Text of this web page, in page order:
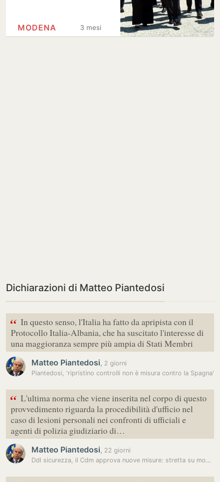
3 mesi
MODENA
Dichiarazioni di Matteo Piantedosi
“ In questo senso, l'Italia ha fatto da apripista con il
Protocollo Italia-Albania, che ha suscitato l'interesse di
una maggioranza sempre più ampia di Stati Membri
Matteo Piantedosi, 2 giorni
Piantedosi, 'ripristino controlli non è misura contro la Spagna'
“ L'ultima norma che viene inserita nel corpo di questo
provvedimento riguarda la procedibilità d'ufficio nel
caso di lesioni personali nei confronti di ufficiali e
agenti di polizia giudiziario di…
Matteo Piantedosi, 22 giorni
Ddl sicurezza, il Cdm approva nuove misure: stretta su movida e baby…